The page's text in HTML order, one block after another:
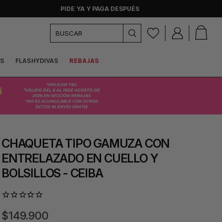
PIDE YA Y PAGA DESPUÉS
FLASHYDIVAS REBAJAS
CHAQUETA TIPO GAMUZA CON
ENTRELAZADO EN CUELLO Y
BOLSILLOS - CEIBA
$149.900